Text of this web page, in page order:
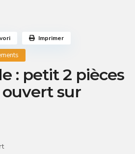
: petit 2 pièces
sur
Imprimer